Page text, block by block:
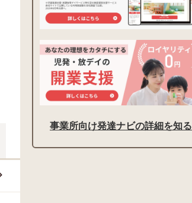
事業所向け発達ナビの詳細を知る